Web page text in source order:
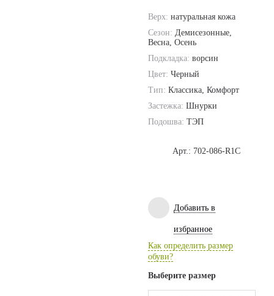
Верх: натуральная кожа
Сезон: Демисезонные,
Весна, Осень
Подкладка: ворсин
Цвет: Черный
Тип: Классика, Комфорт
Застежка: Шнурки
Подошва: ТЭП
Арт.: 702-086-R1C
Добавить в
избранное
Как определить размер
обуви?
Выберите размер